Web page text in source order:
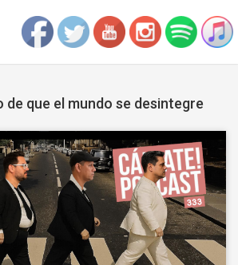
de que el mundo se desintegre